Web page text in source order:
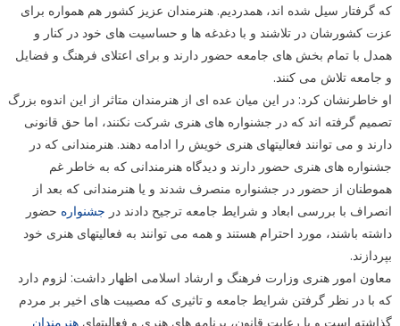
که گرفتار سیل شده اند، همدردیم. هنرمندان عزیز کشور هم همواره برای
عزت کشورشان در تلاشند و با دغدغه ها و حساسیت های خود در کنار و
همدل با تمام بخش های جامعه حضور دارند و برای اعتلای فرهنگ و فضایل
و جامعه تلاش می کنند.
او خاطرنشان کرد: در این میان عده ای از هنرمندان متاثر از این اندوه بزرگ
تصمیم گرفته اند که در جشنواره های هنری شرکت نکنند، اما حق قانونی
دارند و می توانند فعالیتهای هنری خویش را ادامه دهند. هنرمندانی که در
جشنواره های هنری حضور دارند و دیدگاه هنرمندانی که به خاطر غم
هموطنان از حضور در جشنواره منصرف شدند و یا هنرمندانی که بعد از
انصراف با بررسی ابعاد و شرایط جامعه ترجیح دادند در جشنواره حضور
داشته باشند، مورد احترام هستند و همه می توانند به فعالیتهای هنری خود
بپردازند.
معاون امور هنری وزارت فرهنگ و ارشاد اسلامی اظهار داشت: لزوم دارد
که با در نظر گرفتن شرایط جامعه و تاثیری که مصیبت های اخیر بر مردم
گذاشته است و با رعایت قانون، برنامه های هنری و فعالیتهای هنرمندان